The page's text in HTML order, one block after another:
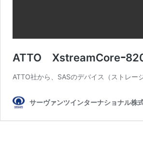
ATTO XstreamCoreｰ
ATTO社から、SASのデバイス（ストレ
サーヴァンツインターナショナル株